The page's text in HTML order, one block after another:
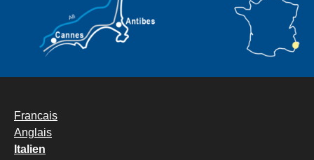
Francais
Anglais
Italien